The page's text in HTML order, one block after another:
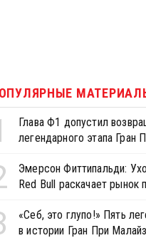
Глава Ф1 допустил
легендарного этапа Гран
Эмерсон Фиттипальди:
Red Bull раскачает рынок
«Себ, это глупо!» Пять
в истории Гран При